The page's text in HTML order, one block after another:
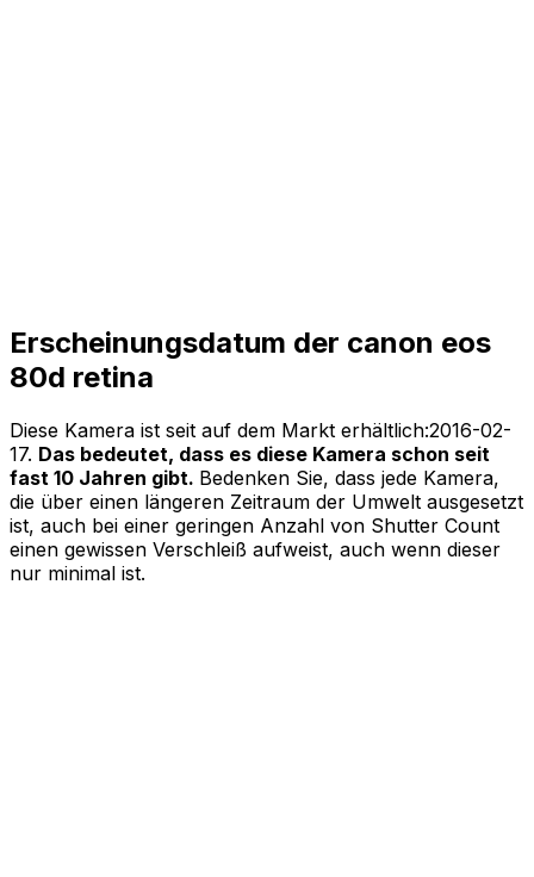
Erscheinungsdatum der canon eos
80d retina
Diese Kamera ist seit auf dem Markt erhältlich:2016-02-
17. Das bedeutet, dass es diese Kamera schon seit
fast 10 Jahren gibt. Bedenken Sie, dass jede Kamera,
die über einen längeren Zeitraum der Umwelt ausgesetzt
ist, auch bei einer geringen Anzahl von Shutter Count
einen gewissen Verschleiß aufweist, auch wenn dieser
nur minimal ist.